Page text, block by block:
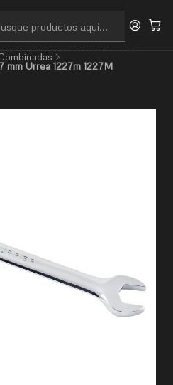
mm Urrea 1227m 1227M